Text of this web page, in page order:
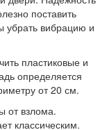
поставить
убрать вибрацию и
пластиковые и
определяется
от 20 см.
от взлома.
классическим.